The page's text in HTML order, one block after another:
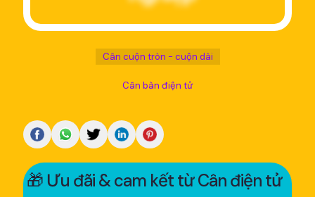
Cân cuộn tròn - cuộn dài
Cân bàn điện tử
🎁 Ưu đãi & cam kết từ Cân điện tử